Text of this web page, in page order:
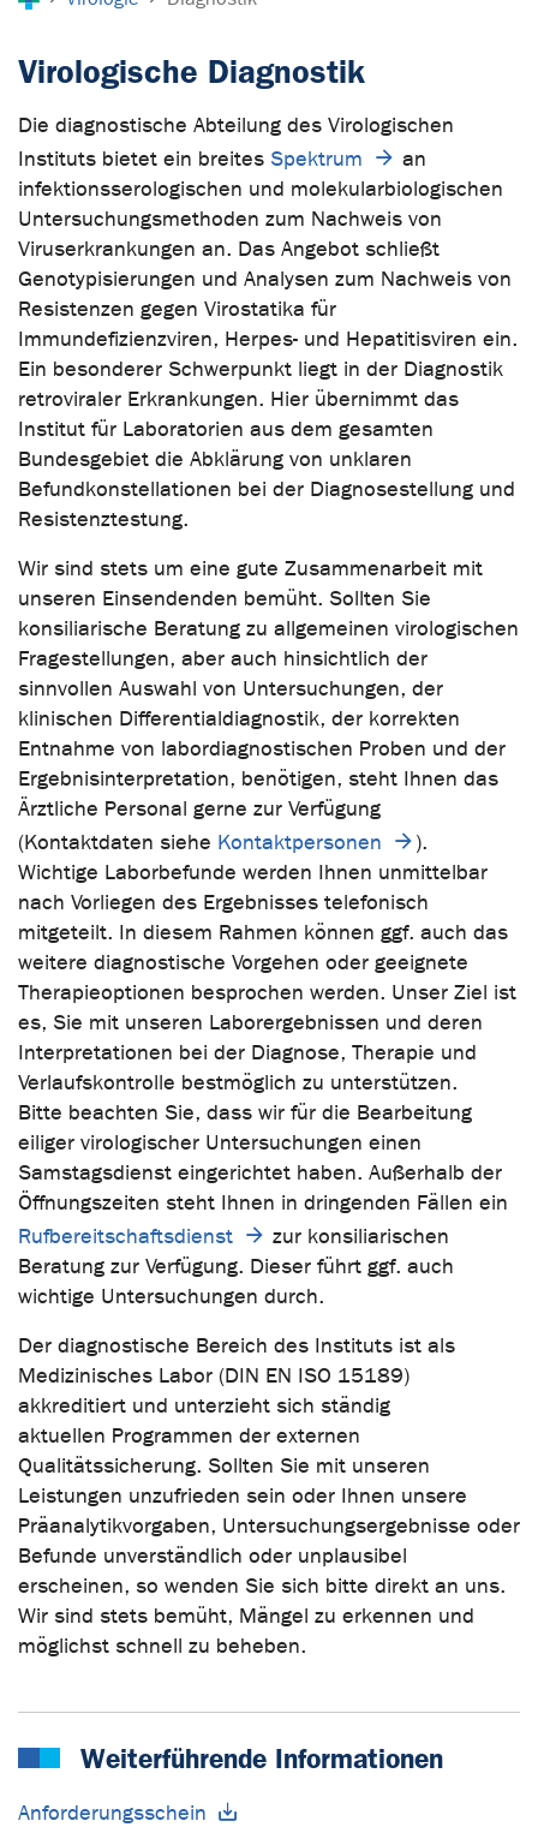
Virologische Diagnostik
Die diagnostische Abteilung des Virologischen
Instituts bietet ein breites Spektrum
an
infektionsserologischen und molekularbiologischen
Untersuchungsmethoden zum Nachweis von
Viruserkrankungen an. Das Angebot schließt
Genotypisierungen und Analysen zum Nachweis von
Resistenzen gegen Virostatika für
Immundefizienzviren, Herpes- und Hepatitisviren ein.
Ein besonderer Schwerpunkt liegt in der Diagnostik
retroviraler Erkrankungen. Hier übernimmt das
Institut für Laboratorien aus dem gesamten
Bundesgebiet die Abklärung von unklaren
Befundkonstellationen bei der Diagnosestellung und
Resistenztestung.
Wir sind stets um eine gute Zusammenarbeit mit
unseren Einsendenden bemüht. Sollten Sie
konsiliarische Beratung zu allgemeinen virologischen
Fragestellungen, aber auch hinsichtlich der
sinnvollen Auswahl von Untersuchungen, der
klinischen Differentialdiagnostik, der korrekten
Entnahme von labordiagnostischen Proben und der
Ergebnisinterpretation, benötigen, steht Ihnen das
Ärztliche Personal gerne zur Verfügung
(Kontaktdaten siehe Kontaktpersonen
).
Wichtige Laborbefunde werden Ihnen unmittelbar
nach Vorliegen des Ergebnisses telefonisch
mitgeteilt. In diesem Rahmen können ggf. auch das
weitere diagnostische Vorgehen oder geeignete
Therapieoptionen besprochen werden. Unser Ziel ist
es, Sie mit unseren Laborergebnissen und deren
Interpretationen bei der Diagnose, Therapie und
Verlaufskontrolle bestmöglich zu unterstützen.
Bitte beachten Sie, dass wir für die Bearbeitung
eiliger virologischer Untersuchungen einen
Samstagsdienst eingerichtet haben. Außerhalb der
Öffnungszeiten steht Ihnen in dringenden Fällen ein
Rufbereitschaftsdienst
zur konsiliarischen
Beratung zur Verfügung. Dieser führt ggf. auch
wichtige Untersuchungen durch.
Der diagnostische Bereich des Instituts ist als
Medizinisches Labor (DIN EN ISO 15189)
akkreditiert und unterzieht sich ständig
aktuellen Programmen der externen
Qualitätssicherung. Sollten Sie mit unseren
Leistungen unzufrieden sein oder Ihnen unsere
Präanalytikvorgaben, Untersuchungsergebnisse oder
Befunde unverständlich oder unplausibel
erscheinen, so wenden Sie sich bitte direkt an uns.
Wir sind stets bemüht, Mängel zu erkennen und
möglichst schnell zu beheben.
Weiterführende Informationen
Anforderungsschein